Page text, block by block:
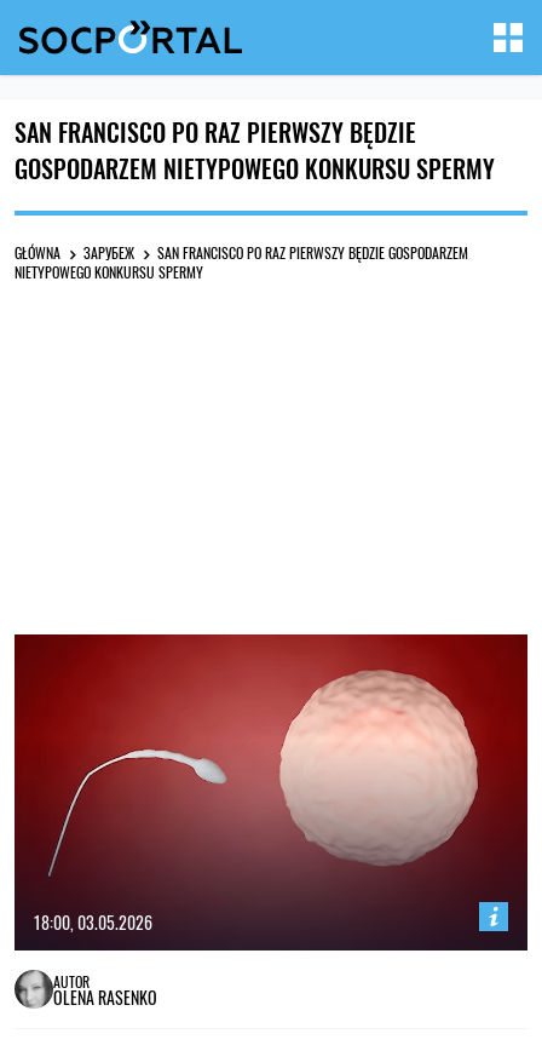
SAN FRANCISCO PO RAZ PIERWSZY BĘDZIE
GOSPODARZEM NIETYPOWEGO KONKURSU SPERMY
GŁÓWNA ЗАРУБЕЖ
SAN FRANCISCO PO RAZ PIERWSZY BĘDZIE GOSPODARZEM
NIETYPOWEGO KONKURSU SPERMY
18:00, 03.05.2026
AUTOR
OLENA RASENKO